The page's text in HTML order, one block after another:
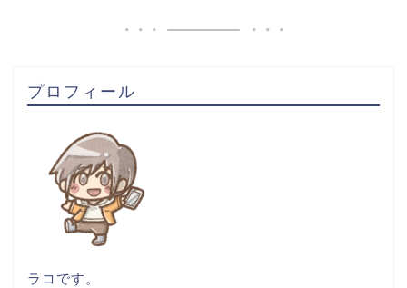
プロフィール
ラコです。